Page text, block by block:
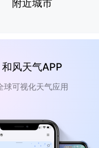
附近城市
和风天气APP
球可视化天气应用